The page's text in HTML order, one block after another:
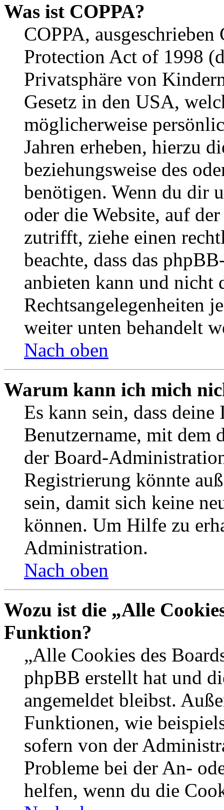
Was ist COPPA?
COPPA,
Protection Act of 1998
Privatsphäre von
Gesetz in den USA,
möglicherweise
Jahren erheben, hierzu
beziehungsweise des
benötigen. Wenn du dir
oder die Website, auf
zutrifft, ziehe einen
beachte, dass das
anbieten kann und nicht
Rechtsangelegenheiten
weiter unten behandelt
Nach oben
Warum kann ich mich
Es kann sein, dass
Benutzername, mit dem
der Board-
Registrierung könnte
sein, damit sich keine
können. Um Hilfe zu
Administration.
Nach oben
Wozu ist die „Alle
Funktion?
„Alle Cookies des
phpBB erstellt hat und
angemeldet bleibst.
Funktionen, wie
sofern von der
Probleme bei der An-
helfen, wenn du die